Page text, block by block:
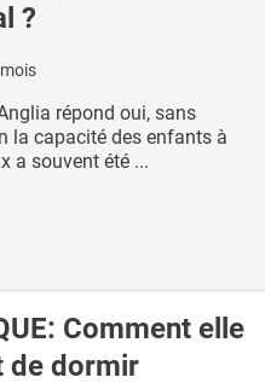
?
répond oui, sans
la capacité des enfants à
a souvent été ...
Comment elle
de dormir